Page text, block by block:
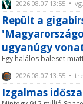
2026.08.07 13:55 •
Repült a
ugyanúgy
Egy halálos baleset
2026.08.07 13:55 •
Izgalmas